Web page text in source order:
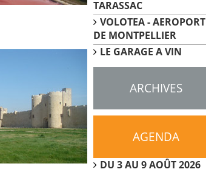
TARASSAC
VOLOTEA - AEROPORT
DE MONTPELLIER
LE GARAGE A VIN
ARCHIVES
AGENDA
DU 3 AU 9 AOÛT 2026